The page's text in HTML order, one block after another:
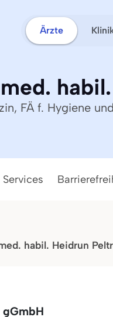
Ärzte
FÄ f. Hygiene
Services
habil. Heidrun